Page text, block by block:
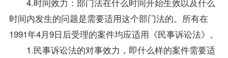
时间内发生的问题是需要适用这个部门法的。所有在
1991年4月9日后受理的案件均应适用《民事诉讼法》。
1.民事诉讼法的对事效力，即什么样的案件需要适